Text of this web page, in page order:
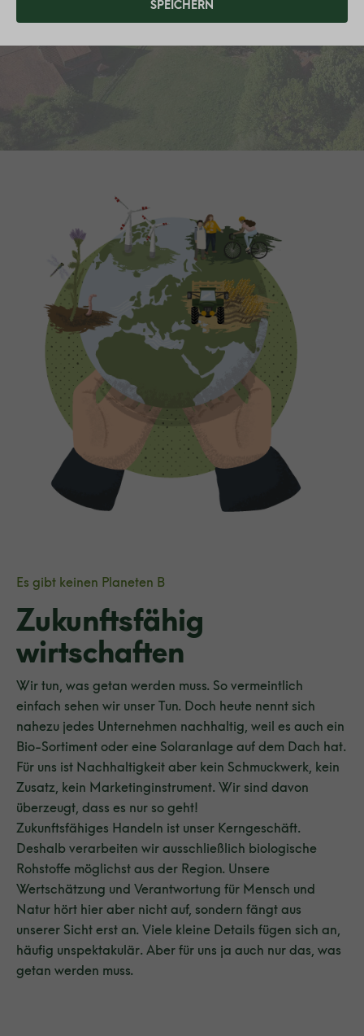
Es gibt keinen Planeten B
Zukunftsfähig
wirtschaften
Wir tun, was getan werden muss. So vermeintlich
einfach sehen wir unser Tun. Doch heute nennt sich
nahezu jedes Unternehmen nachhaltig, weil es auch ein
Bio-Sortiment oder eine Solaranlage auf dem Dach hat.
Für uns ist Nachhaltigkeit aber kein Schmuckwerk, kein
Zusatz, kein Marketinginstrument. Wir sind davon
überzeugt, dass es nur so geht!
Zukunftsfähiges Handeln ist unser Kerngeschäft.
Deshalb verarbeiten wir ausschließlich biologische
Rohstoffe möglichst aus der Region. Unsere
Wertschätzung und Verantwortung für Mensch und
Natur hört hier aber nicht auf, sondern fängt aus
unserer Sicht erst an. Viele kleine Details fügen sich an,
häufig unspektakulär. Aber für uns ja auch nur das, was
getan werden muss.
SPEICHERN